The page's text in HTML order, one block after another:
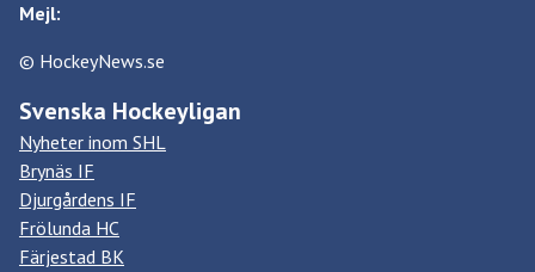
Mejl:
© HockeyNews.se
Svenska Hockeyligan
Nyheter inom SHL
Brynäs IF
Djurgårdens IF
Frölunda HC
Färjestad BK